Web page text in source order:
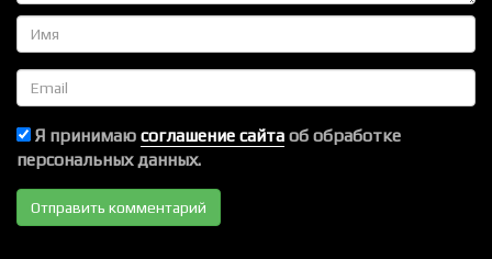
Имя
Email
Я принимаю соглашение сайта об обработке
персональных данных.